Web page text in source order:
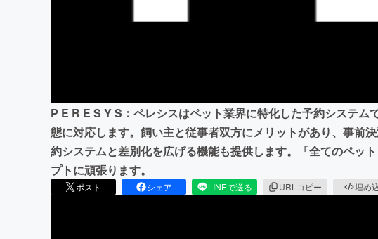
P E R E S Y S：ペレシスはペット業界に特化した予約システム
態に対応します。飼い主と従事者双方にメリットがあり、事前
約システムと差別化を広げる機能も提供します。「全てのペッ
プトに頑張ります。
ポスト シェア LINEで送る URLコピー 埋め